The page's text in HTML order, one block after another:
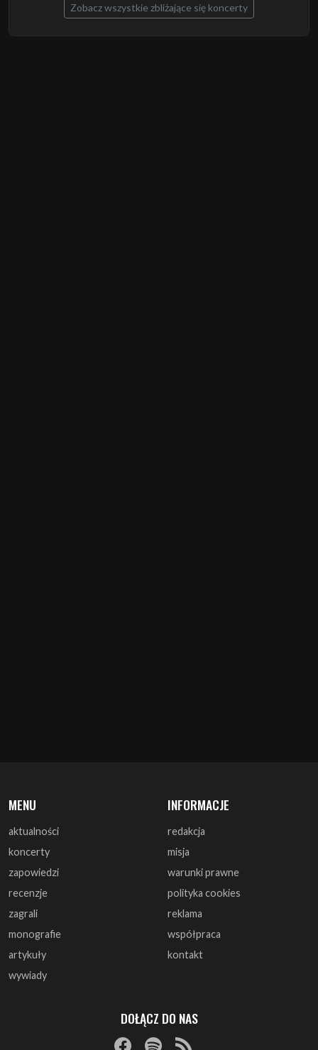
aktualności
zapowiedzi
recenzje
zagrali
monografie
artykuły
wywiady
redakcja
warunki prawne
polityka cookies
reklama
współpraca
kontakt
DOŁĄCZ DO NAS
© 1997 - 2025 ArtRock.pl - Wszelkie prawa zastrzeżone.